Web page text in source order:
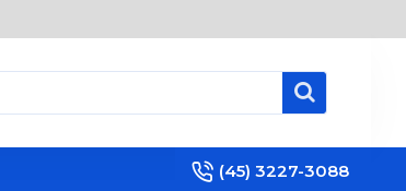
(45) 3227-3088